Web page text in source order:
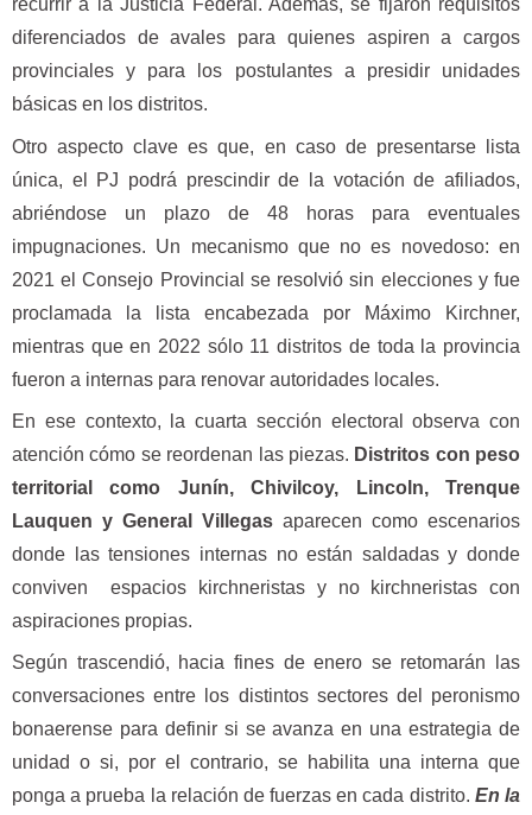
recurrir a la Justicia Federal. Además, se fijaron requisitos
diferenciados de avales para quienes aspiren a cargos
provinciales y para los postulantes a presidir unidades
básicas en los distritos.
Otro aspecto clave es que, en caso de presentarse lista
única, el PJ podrá prescindir de la votación de afiliados,
abriéndose un plazo de 48 horas para eventuales
impugnaciones. Un mecanismo que no es novedoso: en
2021 el Consejo Provincial se resolvió sin elecciones y fue
proclamada la lista encabezada por Máximo Kirchner,
mientras que en 2022 sólo 11 distritos de toda la provincia
fueron a internas para renovar autoridades locales.
En ese contexto, la cuarta sección electoral observa con
atención cómo se reordenan las piezas. Distritos con peso
territorial como Junín, Chivilcoy, Lincoln, Trenque
Lauquen y General Villegas aparecen como escenarios
donde las tensiones internas no están saldadas y donde
conviven espacios kirchneristas y no kirchneristas con
aspiraciones propias.
Según trascendió, hacia fines de enero se retomarán las
conversaciones entre los distintos sectores del peronismo
bonaerense para definir si se avanza en una estrategia de
unidad o si, por el contrario, se habilita una interna que
ponga a prueba la relación de fuerzas en cada distrito. En la